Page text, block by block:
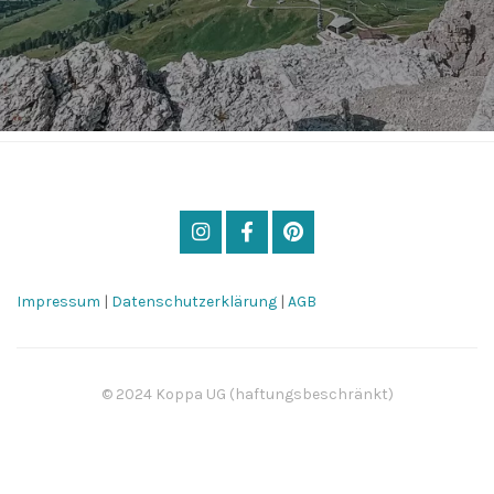
Impressum | Datenschutzerklärung | AGB
© 2024 Koppa UG (haftungsbeschränkt)